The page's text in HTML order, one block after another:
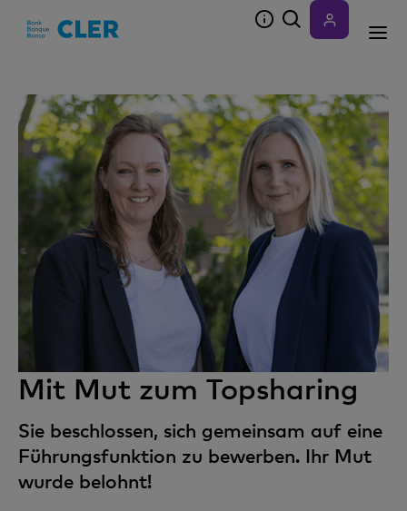
Mit Mut zum Topsharing
Sie beschlossen, sich gemeinsam auf eine
Führungsfunktion zu bewerben. Ihr Mut
wurde belohnt!